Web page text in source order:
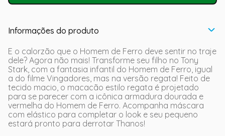
Informações do produto
E o calorzão que o Homem de Ferro deve sentir no traje
dele? Agora não mais! Transforme seu filho no Tony
Stark, com a fantasia infantil do Homem de Ferro, igual
a do filme Vingadores, mas na versão regata! Feito de
tecido macio, o macacão estilo regata é projetado
para se parecer com a icônica armadura dourada e
vermelha do Homem de Ferro. Acompanha máscara
com elástico para completar o look e seu pequeno
estará pronto para derrotar Thanos!